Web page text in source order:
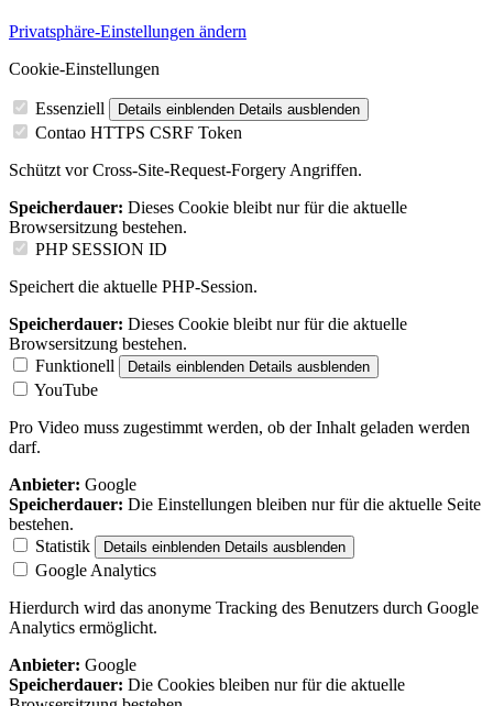
Privatsphäre-Einstellungen ändern
Cookie-Einstellungen
Essenziell Details einblenden Details ausblenden
Contao HTTPS CSRF Token
Schützt vor Cross-Site-Request-Forgery Angriffen.
Speicherdauer: Dieses Cookie bleibt nur für die aktuelle
Browsersitzung bestehen.
PHP SESSION ID
Speichert die aktuelle PHP-Session.
Speicherdauer: Dieses Cookie bleibt nur für die aktuelle
Browsersitzung bestehen.
Funktionell
Details einblenden Details ausblenden
YouTube
Pro Video muss zugestimmt werden, ob der Inhalt geladen werden
darf.
Anbieter: Google
Speicherdauer: Die Einstellungen bleiben nur für die aktuelle Seite
bestehen.
Statistik
Details einblenden Details ausblenden
Google Analytics
Hierdurch wird das anonyme Tracking des Benutzers durch Google
Analytics ermöglicht.
Anbieter: Google
Speicherdauer: Die Cookies bleiben nur für die aktuelle